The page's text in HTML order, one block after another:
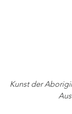
Kunst der